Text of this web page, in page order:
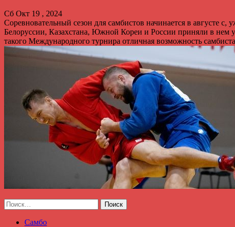
Сб Окт 19 , 2024
Соревновательный сезон для самбистов начинается в августе
Белоруссии, Казахстана, Южной Кореи и России приняли в нем
такого Международного турнира отличная возможность
Найти:
Самбо